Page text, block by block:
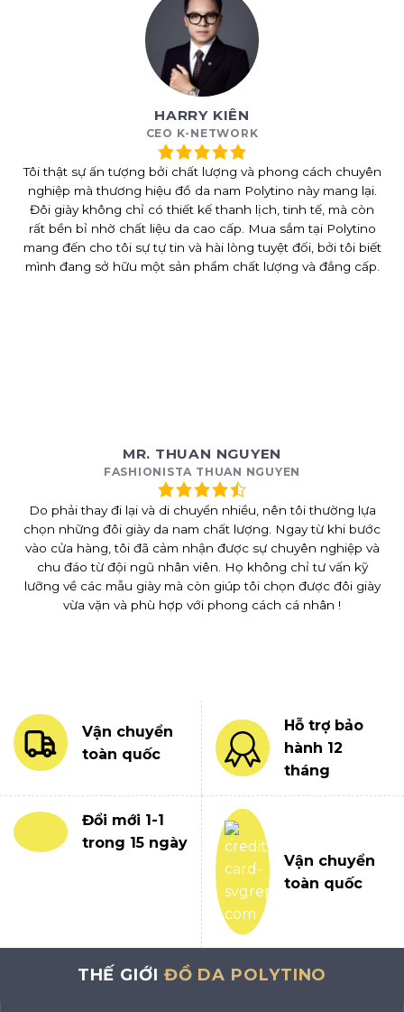
HARRY KIÊN
CEO K-NETWORK
Tôi thật sự ấn tượng bởi chất lượng và phong cách chuyên
nghiệp mà thương hiệu đồ da nam Polytino này mang lại.
Đôi giày không chỉ có thiết kế thanh lịch, tinh tế, mà còn
rất bền bỉ nhờ chất liệu da cao cấp. Mua sắm tại Polytino
mang đến cho tôi sự tự tin và hài lòng tuyệt đối, bởi tôi biết
mình đang sở hữu một sản phẩm chất lượng và đẳng cấp.
MR. THUAN NGUYEN
FASHIONISTA THUAN NGUYEN
Do phải thay đi lại và di chuyển nhiều, nên tôi thường lựa
chọn những đôi giày da nam chất lượng. Ngay từ khi bước
vào cửa hàng, tôi đã cảm nhận được sự chuyên nghiệp và
chu đáo từ đội ngũ nhân viên. Họ không chỉ tư vấn kỹ
lưỡng về các mẫu giày mà còn giúp tôi chọn được đôi giày
vừa vặn và phù hợp với phong cách cá nhân !
Vận chuyển
toàn quốc
Hỗ trợ bảo
hành 12
tháng
Đổi mới 1-1
trong 15 ngày
Vận chuyển
toàn quốc
THẾ GIỚI ĐỒ DA POLYTINO